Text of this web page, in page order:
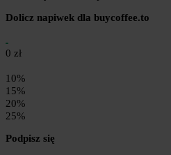
Dolicz napiwek dla buycoffee.to
0 zł
10%
15%
20%
25%
Podpisz się